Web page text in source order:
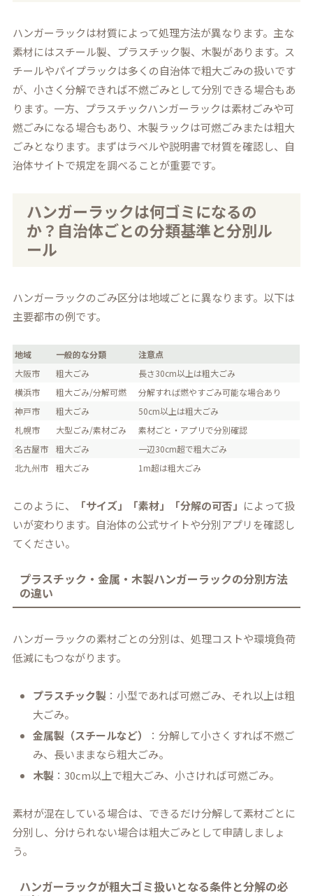
ハンガーラックは材質によって処理方法が異なります。主な
素材にはスチール製、プラスチック製、木製があります。ス
チールやパイプラックは多くの自治体で粗大ごみの扱いです
が、小さく分解できれば不燃ごみとして分別できる場合もあ
ります。一方、プラスチックハンガーラックは素材ごみや可
燃ごみになる場合もあり、木製ラックは可燃ごみまたは粗大
ごみとなります。まずはラベルや説明書で材質を確認し、自
治体サイトで規定を調べることが重要です。
ハンガーラックは何ゴミになるの
か？自治体ごとの分類基準と分別ル
ール
ハンガーラックのごみ区分は地域ごとに異なります。以下は
主要都市の例です。
地域 一般的な分類
注意点
大阪市
粗大ごみ
長さ30cm以上は粗大ごみ
横浜市
粗大ごみ/分解可燃
分解すれば燃やすごみ可能な場合あり
神戸市
粗大ごみ
50cm以上は粗大ごみ
札幌市
大型ごみ/素材ごみ
素材ごと・アプリで分別確認
名古屋市
粗大ごみ
一辺30cm超で粗大ごみ
北九州市
粗大ごみ 1m超は粗大ごみ
このように、 「サイズ」「素材」「分解の可否」 によって扱
いが変わります。自治体の公式サイトや分別アプリを確認し
てください。
プラスチック・金属・木製ハンガーラックの分別方法
の違い
ハンガーラックの素材ごとの分別は、処理コストや環境負荷
低減にもつながります。
プラスチック製 ：小型であれば可燃ごみ、それ以上は粗
大ごみ。
金属製（スチールなど）
：分解して小さくすれば不燃ご
み、長いままなら粗大ごみ。
木製 ：30cm以上で粗大ごみ、小さければ可燃ごみ。
素材が混在している場合は、できるだけ分解して素材ごとに
分別し、分けられない場合は粗大ごみとして申請しましょ
う。
ハンガーラックが粗大ゴミ扱いとなる条件と分解の必